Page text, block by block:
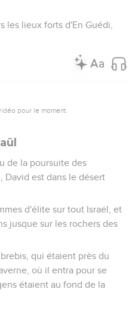
les lieux forts d'En Guédi,
pour le moment.
de la poursuite des
David est dans le désert
d'élite sur tout Israël, et
jusque sur les rochers des
qui étaient près du
où il entra pour se
étaient au fond de la